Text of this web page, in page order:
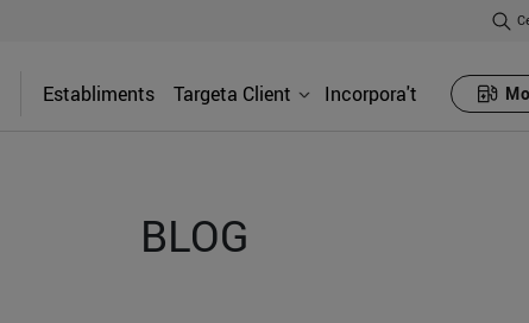
Establiments Targeta Client Incorpora't
BLOG